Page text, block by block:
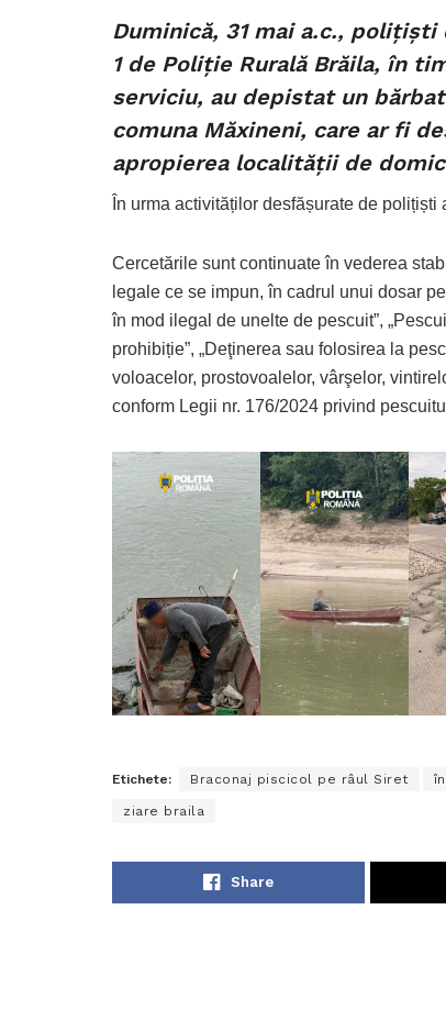
Duminică, 31 mai a.c.,
1 de Poliție Rurală Brăila, în
serviciu, au depistat un
comuna Măxineni, care ar fi
apropierea localității de
În urma activităților desfășurate de
Cercetările sunt continuate în vederea
legale ce se impun, în cadrul unui dosar
în mod ilegal de unelte de pescuit”,
prohibiție”, „Deţinerea sau folosirea la
voloacelor, prostovoalelor, vârşelor,
conform Legii nr. 176/2024 privind
Etichete: Braconaj piscicol pe râul Siret
ziare braila
Share